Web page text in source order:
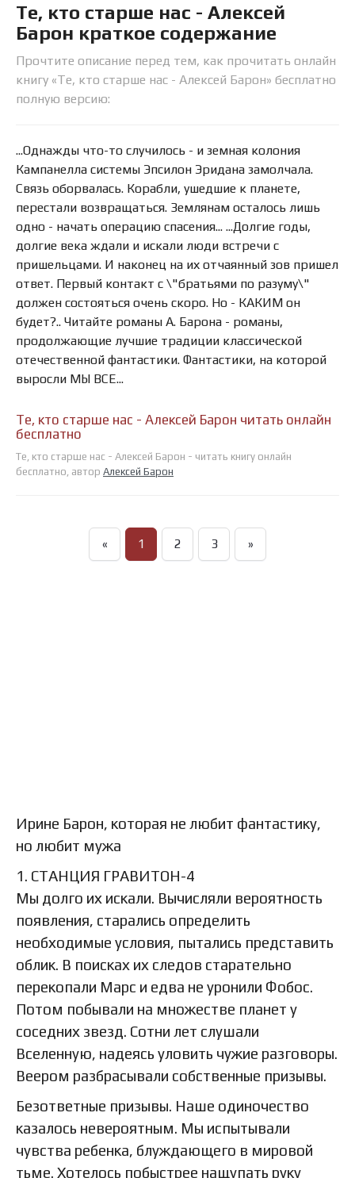
Те, кто старше нас - Алексей
Барон краткое содержание
Прочтите описание перед тем, как прочитать онлайн
книгу «Те, кто старше нас - Алексей Барон» бесплатно
полную версию:
...Однажды что-то случилось - и земная колония
Кампанелла системы Эпсилон Эридана замолчала.
Связь оборвалась. Корабли, ушедшие к планете,
перестали возвращаться. Землянам осталось лишь
одно - начать операцию спасения... ...Долгие годы,
долгие века ждали и искали люди встречи с
пришельцами. И наконец на их отчаянный зов пришел
ответ. Первый контакт с \"братьями по разуму\"
должен состояться очень скоро. Но - КАКИМ он
будет?.. Читайте романы А. Барона - романы,
продолжающие лучшие традиции классической
отечественной фантастики. Фантастики, на которой
выросли МЫ ВСЕ...
Те, кто старше нас - Алексей Барон читать онлайн
бесплатно
Те, кто старше нас - Алексей Барон - читать книгу онлайн
бесплатно, автор Алексей Барон
« 1 2 3 »
Ирине Барон, которая не любит фантастику,
но любит мужа
1. СТАНЦИЯ ГРАВИТОН-4
Мы долго их искали. Вычисляли вероятность
появления, старались определить
необходимые условия, пытались представить
облик. В поисках их следов старательно
перекопали Марс и едва не уронили Фобос.
Потом побывали на множестве планет у
соседних звезд. Сотни лет слушали
Вселенную, надеясь уловить чужие разговоры.
Веером разбрасывали собственные призывы.
Безответные призывы. Наше одиночество
казалось невероятным. Мы испытывали
чувства ребенка, блуждающего в мировой
тьме. Хотелось побыстрее нащупать руку